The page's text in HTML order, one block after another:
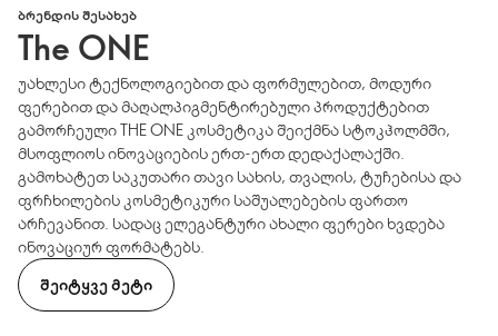
ᲑᲠᲔᲜᲓᲘᲡ ᲨᲔᲡᲐᲮᲔᲑ
The ONE
უახლესი ტექნოლოგიებით და ფორმულებით, მოდური
ფერებით და მაღალპიგმენტირებული პროდუქტებით
გამორჩეული THE ONE კოსმეტიკა შეიქმნა სტოკჰოლმში,
მსოფლიოს ინოვაციების ერთ-ერთ დედაქალაქში.
გამოხატეთ საკუთარი თავი სახის, თვალის, ტუჩებისა და
ფრჩხილების კოსმეტიკური საშუალებების ფართო
არჩევანით. სადაც ელეგანტური ახალი ფერები ხვდება
ინოვაციურ ფორმატებს.
ᲨᲔᲘᲢᲧᲕᲔ ᲛᲔᲢᲘ